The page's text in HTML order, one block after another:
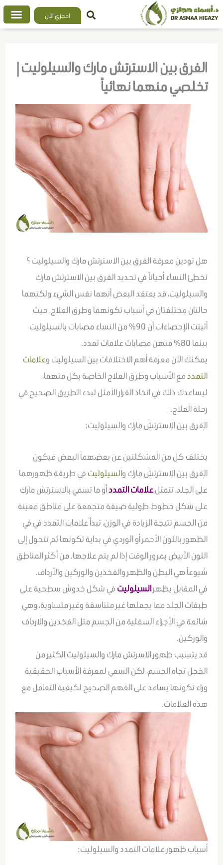
تخطي
إلى
احجزي الآن
الفرق بين الاسترتش مارك والسيلوليت |
تخلصي منهما نهائياً
هل تودين معرفة الفرق بين الاسترتش مارك والسيلوليت ؟
تخطئ النساء أحياناً في تحديد الفرق بين الاسترتش مارك
والسيلوليت، قد يعتقد البعض أنهما نفس الشيء ولكنهما
حالتان مختلفتان في أسباب تكونهما وطرق العلاج، حيث
أثبتت الإحصاءات أن 90% من النساء مصابات بالسيلوليت
بينما 80% منهن مصابات علامات تمدد.
يمكنك الآن معرفة أهم الاختلافات بين السيلوليت وعلامات
التمددمع الأسباب وطرق العلاج الخاصة بكل منهما،
ليساعدك ذلك في اتخاذ القرار الأمثل لبدء الطريق الصحيح قي
رحلة العلاج.
الفرق بين الاسترتش مارك والسيلوليت:
يختلف كل من المشكلتين عن بعضهما البعض فيكون
الفرق بين الاسترتش مارك والسيلوليت في طريقة ظهورهما
على الجلد، تتمثلعلامات التمددأو ما تسمي بالاسترتش مارك
على شكل خطوط طولية ضيقة متجمعة على مناطق معينة
من الجسم نتيجة الزيادة في الوزن، تبدأ علامات التمدد في في
الظهور باللون الأحمر أو الوردي في بداية تكونها ثم تتحول إلى
اللون الأبيض بمرور الوقت إذا لم يتم علاجها. من أكثر المناطق
شيوعاً هي البطن والظهر والفخذين والوركين والأرداف.
في المقابل يظهرالسيلوليت في شكل خدوش سطحية على
طبقات الجلد مما يجعلها غير متناسقة وغير متساوية، وهي
شائعة في الأجزاء السفلية من الجسم مثل الفخذين والارداف
والوركين.
قد يتسبب ظهور الاسرتش مارك والسيلوليت الكثير من
الخجل تجاه الجسم، لكن السعي لمعرفة الأسباب الحقيقية
وراء تكونها يساعد على الفهم الصحيح لكيفية التعامل مع
هذه العلامات.
أسباب ظهور علامات التمدد والسيلوليت: